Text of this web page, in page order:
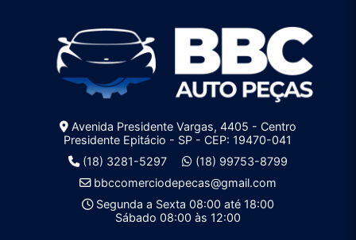
Avenida Presidente Vargas, 4405 - Centro
Presidente Epitácio - SP - CEP: 19470-041
(18) 3281-5297
(18) 99753-8799
bbccomerciodepecas@gmail.com
Segunda a Sexta 08:00 até 18:00
Sábado 08:00 às 12:00